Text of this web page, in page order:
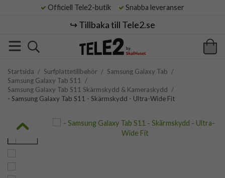
Officiell Tele2-butik Snabba leveranser
↪️ Tillbaka till Tele2.se
Startsida / Surfplattetillbehör / Samsung Galaxy Tab /
Samsung Galaxy Tab S11
/
Samsung Galaxy Tab S11 Skärmskydd & Kameraskydd /
- Samsung Galaxy Tab S11 - Skärmskydd - Ultra-Wide Fit